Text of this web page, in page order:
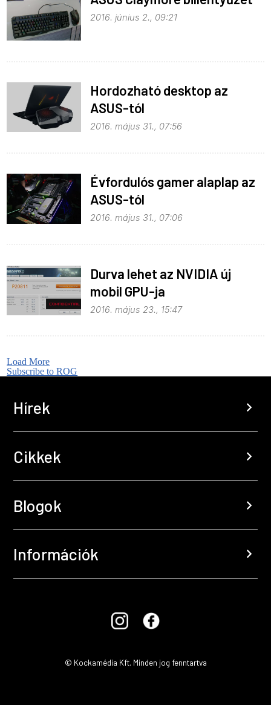
2016. június 2., 09:21
Hordozható desktop az
ASUS-tól
2016. május 31., 07:56
Évfordulós gamer alaplap az
ASUS-tól
2016. május 31., 07:06
Durva lehet az NVIDIA új
mobil GPU-ja
2016. május 23., 15:47
Load More
Subscribe to ROG
Hírek chevron_right
Cikkek chevron_right
Blogok chevron_right
Információk chevron_right
© Kockamédia Kft. Minden jog fenntartva